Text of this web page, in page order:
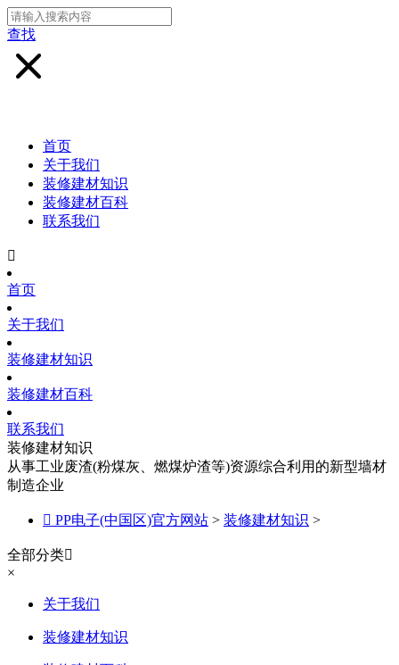
查找
首页
关于我们
装修建材知识
装修建材百科
联系我们

首页
关于我们
装修建材知识
装修建材百科
联系我们
装修建材知识
从事工业废渣(粉煤灰、燃煤炉渣等)资源综合利用的新型墙材
制造企业
 PP电子(中国区)官方网站 > 装修建材知识 >
全部分类
×
关于我们
装修建材知识